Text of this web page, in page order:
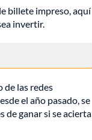
billete impreso, aquí
invertir.
de las redes
el año pasado, se
de ganar si se acierta